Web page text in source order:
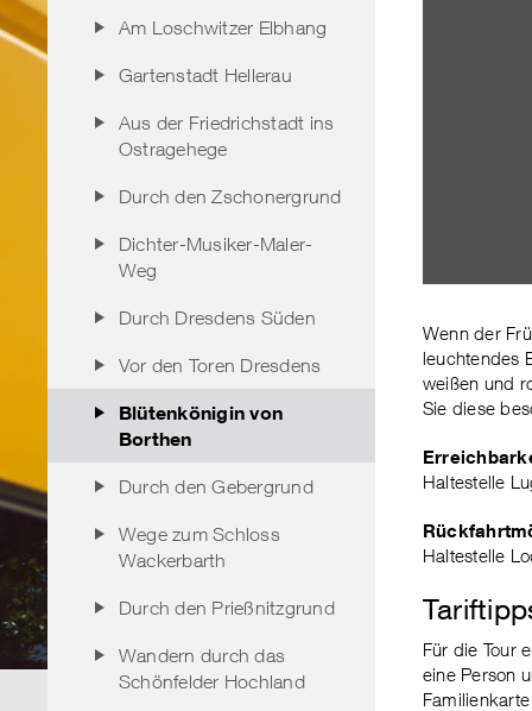
Am Loschwitzer Elbhang
Gartenstadt Hellerau
Aus der Friedrichstadt ins
Ostragehege
Durch den Zschonergrund
Dichter-Musiker-Maler-
Weg
Durch Dresdens Süden
Vor den Toren Dresdens
Blütenkönigin von
Borthen
Durch den Gebergrund
Wege zum Schloss
Wackerbarth
Durch den Prießnitzgrund
Wandern durch das
Schönfelder Hochland
Wenn der
leuchtendes
weißen und
Sie diese
Haltestelle
Haltestelle
Für die Tour
eine Person